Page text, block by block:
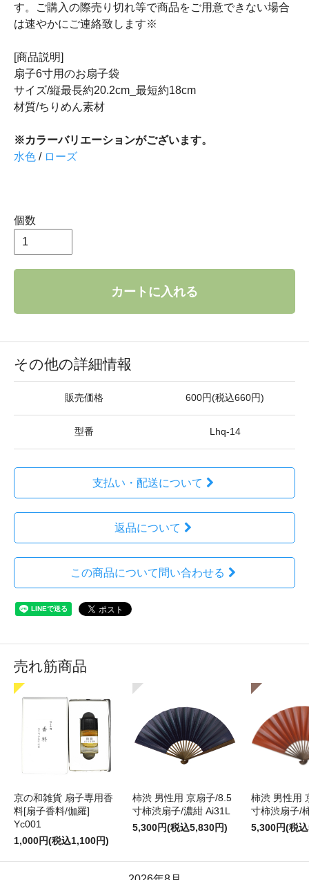
す。ご購入の際売り切れ等で商品をご用意できない場合
は速やかにご連絡致します※
[商品説明]
扇子6寸用のお扇子袋
サイズ/縦最長約20.2cm_最短約18cm
材質/ちりめん素材
※カラーバリエーションがございます。
水色 / ローズ
個数
カートに入れる
その他の詳細情報
販売価格 600円(税込660円)
型番 Lhq-14
支払い・配送について
返品について
この商品について問い合わせる
売れ筋商品
京の和雑貨 扇子専用香
料[扇子香料/伽羅]
Yc001
1,000円(税込1,100円)
柿渋 男性用 京扇子/8.5
寸柿渋扇子/濃紺 Ai31L
5,300円(税込5,830円)
柿渋 男性用
寸柿渋扇子/
5,300円(税